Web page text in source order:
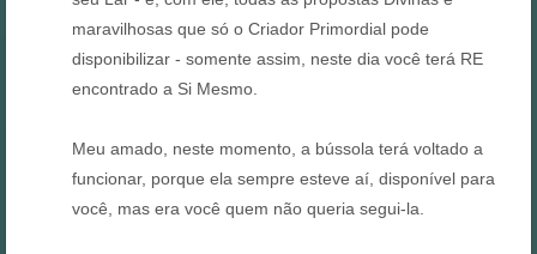
maravilhosas que só o Criador Primordial pode
disponibilizar - somente assim, neste dia você terá RE
encontrado a Si Mesmo.
Meu amado, neste momento, a bússola terá voltado a
funcionar, porque ela sempre esteve aí, disponível para
você, mas era você quem não queria segui-la.